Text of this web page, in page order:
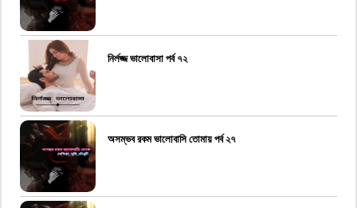
নির্লজ্জ ভালোবাসা পর্ব ৭২
অসম্ভব রকম ভালোবাসি তোমায় পর্ব ২৭